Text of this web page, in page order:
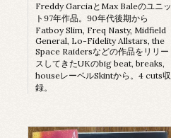
Freddy GarciaとMax Baleのユニッ
ト97年作品。90年代後期から
Fatboy Slim, Freq Nasty, Midfield
General, Lo-Fidelity Allstars, the
Space Raidersなどの作品をリリー
スしてきたUKのbig beat, breaks,
houseレーベルSkintから。4 cuts収
録。